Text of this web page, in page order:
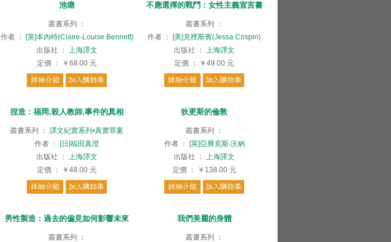
池塘
叢書系列
：
作者
：
[英]本內特(Claire-Louise Bennett)
出版社
： 上海譯文
定價 ： ￥68.00 元
不應選擇的戰鬥：女性主義宣言書
叢書系列
：
作者 ：
[美]克裡斯賓(Jessa Crispin)
出版社
： 上海譯文
定價 ： ￥49.00 元
捏造：福岡,殺人教師,事件的真相
叢書系列 ： 譯文紀實系列•真實罪案
作者 ：
[日]福田真澄
出版社
： 上海譯文
定價 ： ￥48.00 元
狄更斯的倫敦
叢書系列
：
作者
：
[英]亞曆克斯‧沃納
出版社
： 上海譯文
定價
： ￥138.00 元
男性製造：過去的偏見如何影響未來
叢書系列
：
我們美麗的身體
叢書系列
：